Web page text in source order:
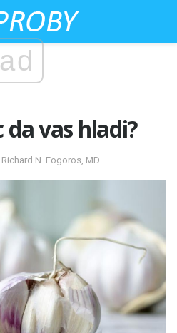
ad
da vas hladi?
N. Fogoros, MD